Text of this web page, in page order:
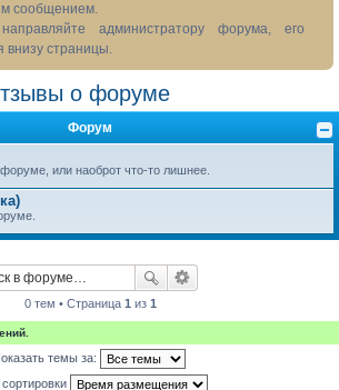
сообщением.
администратору форума, его
внизу страницы.
о форуме
Форум
или наоброт что-то лишнее.
0 тем • Страница 1 из 1
темы за: